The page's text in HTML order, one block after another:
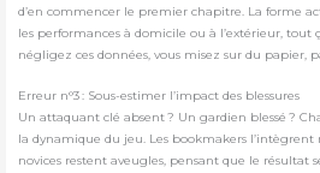
d’en commencer le premier chapitre. La forme
les performances à domicile ou à l’extérieur, tout
négligez ces données, vous misez sur du papier,
Erreur n°3 : Sous-estimer l’impact des blessures
Un attaquant clé absent ? Un gardien blessé ?
la dynamique du jeu. Les bookmakers
novices restent aveugles, pensant que le résultat